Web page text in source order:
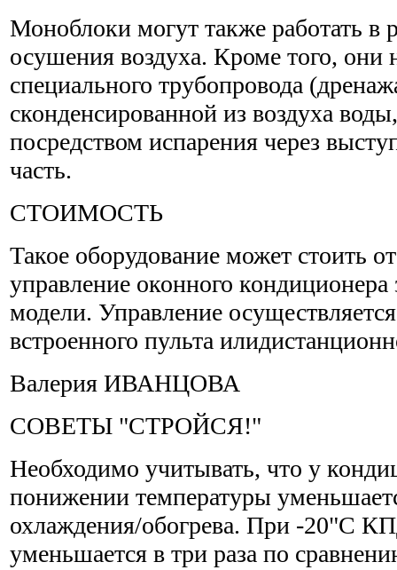
Моноблоки могут также работать в
осушения воздуха. Кроме того, они
специального трубопровода
сконденсированной из воздуха
посредством испарения через
часть.
СТОИМОСТЬ
Такое оборудование может стоить
управление оконного кондиционера
модели. Управление
встроенного пульта
Валерия ИВАНЦОВА
СОВЕТЫ "СТРОЙСЯ!"
Необходимо учитывать, что у
понижении температуры
охлаждения/обогрева. При -20"С
уменьшается в три раза по